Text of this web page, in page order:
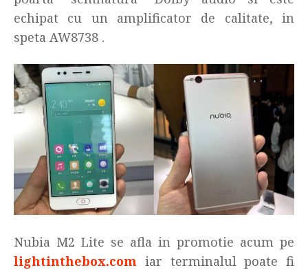
echipat cu un amplificator de calitate, in
speta AW8738 .
Nubia M2 Lite se afla in promotie acum pe
lightinthebox.com iar terminalul poate fi